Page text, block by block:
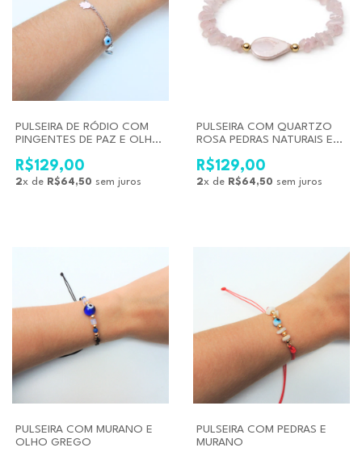
PULSEIRA DE RÓDIO COM
PINGENTES DE PAZ E OLHO
R$129,00
2x de R$64,50 sem juros
PULSEIRA COM QUARTZO
ROSA PEDRAS NATURAIS E
R$129,00
2x de R$64,50 sem juros
PULSEIRA COM MURANO E
OLHO GREGO
PULSEIRA COM PEDRAS E
MURANO